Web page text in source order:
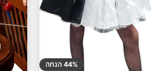
44% הנחה